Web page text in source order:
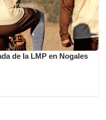
de la LMP en Nogales